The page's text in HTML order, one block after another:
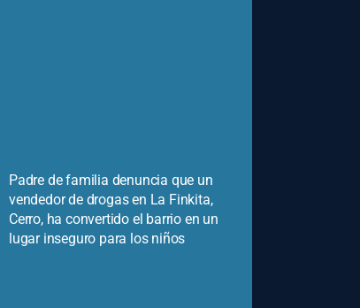
Padre de familia denuncia que un
vendedor de drogas en La Finkita,
Cerro, ha convertido el barrio en un
lugar inseguro para los niños